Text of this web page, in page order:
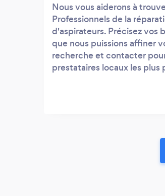
Nous vous aiderons à
Professionnels de la
d'aspirateurs. Précisez vos
que nous puissions affiner
recherche et contacter
prestataires locaux les plus